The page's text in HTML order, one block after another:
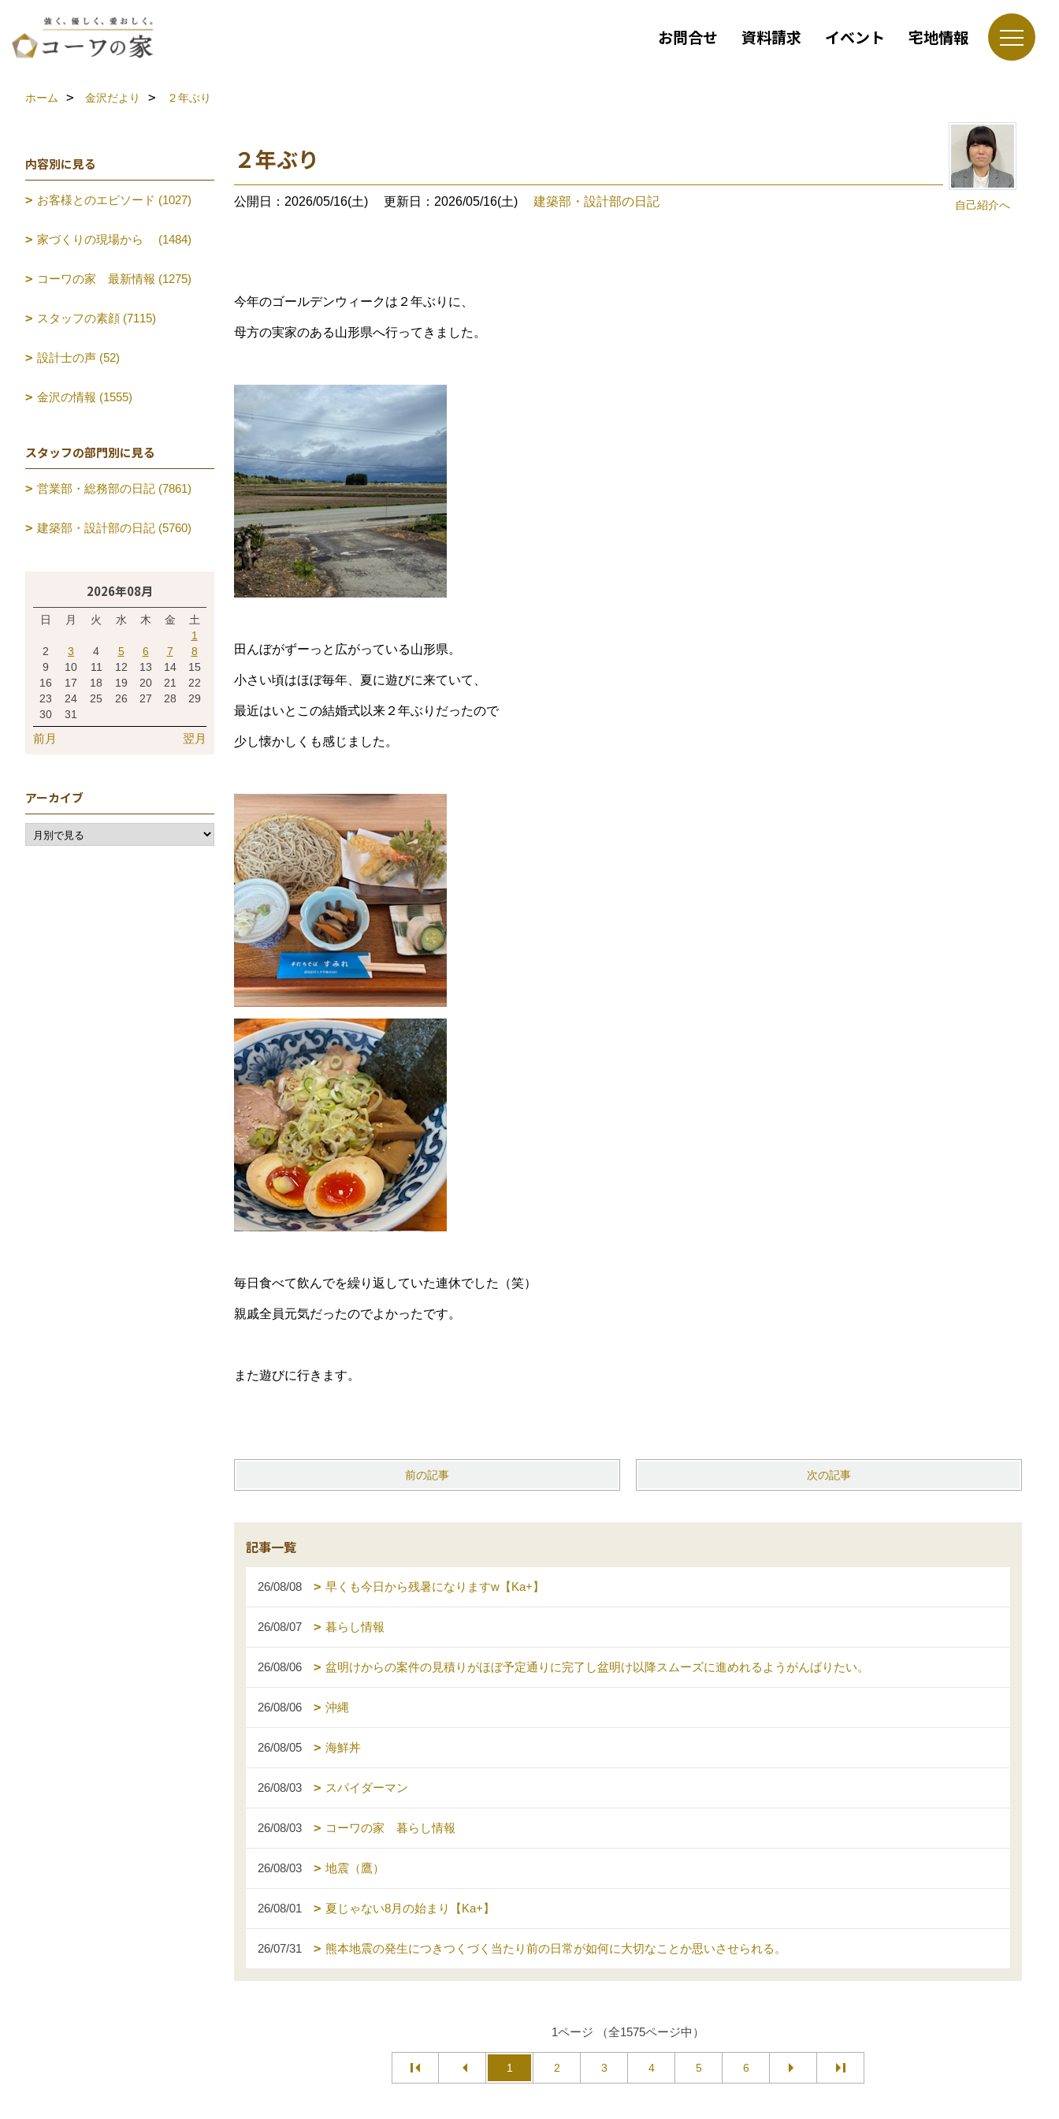
お問合せ 資料請求 イベント 宅地情報
ホーム 金沢だより ２年ぶり
自己紹介へ
２年ぶり
公開日：2026/05/16(土) 更新日：2026/05/16(土) 建築部・設計部の日記
今年のゴールデンウィークは２年ぶりに、
母方の実家のある山形県へ行ってきました。
田んぼがずーっと広がっている山形県。
小さい頃はほぼ毎年、夏に遊びに来ていて、
最近はいとこの結婚式以来２年ぶりだったので
少し懐かしくも感じました。
毎日食べて飲んでを繰り返していた連休でした（笑）
親戚全員元気だったのでよかったです。
また遊びに行きます。
前の記事 次の記事
記事一覧
26/08/08 早くも今日から残暑になりますw【Ka+】
26/08/07 暮らし情報
26/08/06 盆明けからの案件の見積りがほぼ予定通りに完了し盆明け以降スムーズに進めれるようがんばりたい。
26/08/06 沖縄
26/08/05 海鮮丼
26/08/03 スパイダーマン
26/08/03 コーワの家 暮らし情報
26/08/03 地震（鷹）
26/08/01 夏じゃない8月の始まり【Ka+】
26/07/31 熊本地震の発生につきつくづく当たり前の日常が如何に大切なことか思いさせられる。
1ページ （全1575ページ中）
1 2 3 4 5 6
内容別に見る
お客様とのエピソード (1027)
家づくりの現場から (1484)
コーワの家 最新情報 (1275)
スタッフの素顔 (7115)
設計士の声 (52)
金沢の情報 (1555)
スタッフの部門別に見る
営業部・総務部の日記 (7861)
建築部・設計部の日記 (5760)
2026年08月
日 月 火 水 木 金
土
1
2
3 4 5 6 7
8
9
10 11 12 13 14
15
16
17 18 19 20 21
22
23
24 25 26 27 28
29
30
31
前月 翌月
アーカイブ